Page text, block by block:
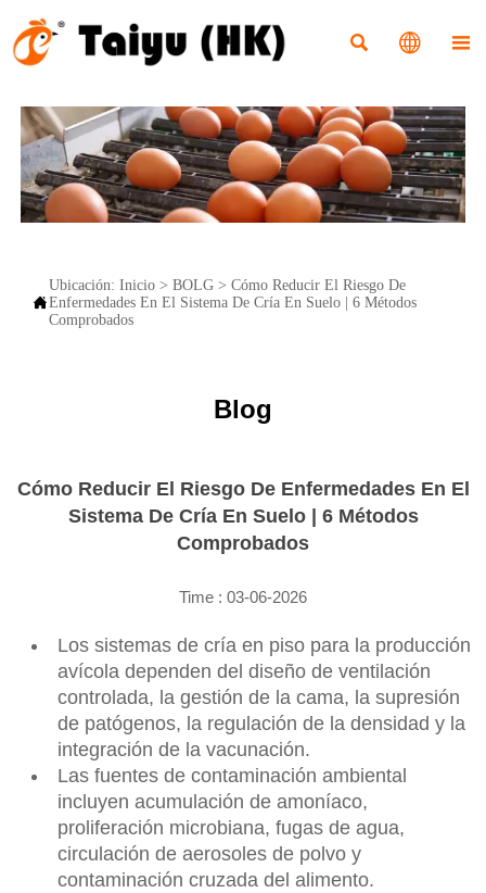
  

Ubicación: Inicio> BOLG> Cómo Reducir El Riesgo De
Enfermedades En El Sistema De Cría En Suelo | 6 Métodos
Comprobados
Blog
Cómo Reducir El Riesgo De Enfermedades En El
Sistema De Cría En Suelo | 6 Métodos
Comprobados
Time : 03-06-2026
Los sistemas de cría en piso para la producción
avícola dependen del diseño de ventilación
controlada, la gestión de la cama, la supresión
de patógenos, la regulación de la densidad y la
integración de la vacunación.
Las fuentes de contaminación ambiental
incluyen acumulación de amoníaco,
proliferación microbiana, fugas de agua,
circulación de aerosoles de polvo y
contaminación cruzada del alimento.